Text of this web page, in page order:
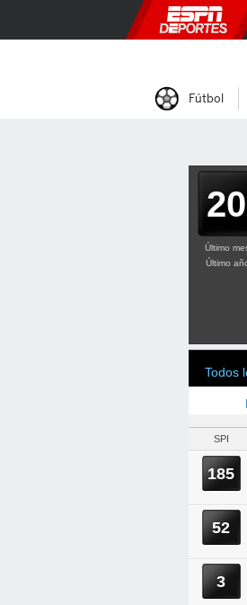
Último
Último
Todos
SPI
185
52
3
Fútbol